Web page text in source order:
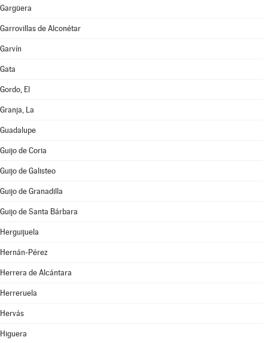
Gargüera
Garrovillas de Alconétar
Garvín
Gata
Gordo, El
Granja, La
Guadalupe
Guijo de Coria
Guijo de Galisteo
Guijo de Granadilla
Guijo de Santa Bárbara
Herguijuela
Hernán-Pérez
Herrera de Alcántara
Herreruela
Hervás
Higuera